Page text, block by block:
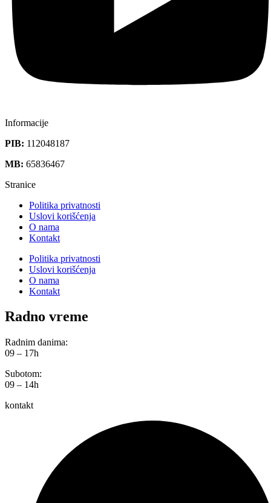
Informacije
PIB: 112048187
MB: 65836467
Stranice
Politika privatnosti
Uslovi korišćenja
O nama
Kontakt
Politika privatnosti
Uslovi korišćenja
O nama
Kontakt
Radno vreme
Radnim danima:
09 – 17h
Subotom:
09 – 14h
kontakt